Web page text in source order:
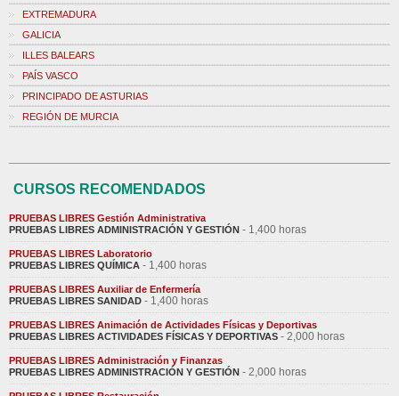
EXTREMADURA
GALICIA
ILLES BALEARS
PAÍS VASCO
PRINCIPADO DE ASTURIAS
REGIÓN DE MURCIA
CURSOS RECOMENDADOS
PRUEBAS LIBRES Gestión Administrativa
PRUEBAS LIBRES ADMINISTRACIÓN Y GESTIÓN - 1,400 horas
PRUEBAS LIBRES Laboratorio
PRUEBAS LIBRES QUÍMICA - 1,400 horas
PRUEBAS LIBRES Auxiliar de Enfermería
PRUEBAS LIBRES SANIDAD - 1,400 horas
PRUEBAS LIBRES Animación de Actividades Físicas y Deportivas
PRUEBAS LIBRES ACTIVIDADES FÍSICAS Y DEPORTIVAS - 2,000 horas
PRUEBAS LIBRES Administración y Finanzas
PRUEBAS LIBRES ADMINISTRACIÓN Y GESTIÓN - 2,000 horas